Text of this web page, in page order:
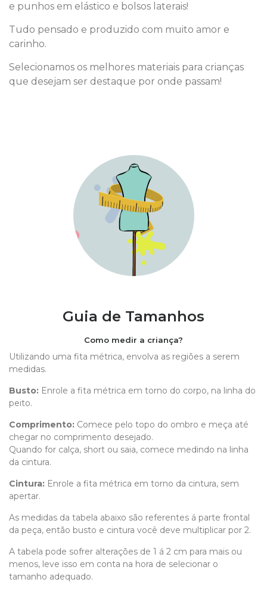
e punhos em elástico e bolsos laterais!
Tudo pensado e produzido com muito amor e
carinho.
Selecionamos os melhores materiais para crianças
que desejam ser destaque por onde passam!
Guia de Tamanhos
Como medir a criança?
Utilizando uma fita métrica, envolva as regiões a serem
medidas.
Busto: Enrole a fita métrica em torno do corpo, na linha do
peito.
Comprimento: Comece pelo topo do ombro e meça até
chegar no comprimento desejado.
Quando for calça, short ou saia, comece medindo na linha
da cintura.
Cintura: Enrole a fita métrica em torno da cintura, sem
apertar.
As medidas da tabela abaixo são referentes á parte frontal
da peça, então busto e cintura você deve multiplicar por 2.
A tabela pode sofrer alterações de 1 á 2 cm para mais ou
menos, leve isso em conta na hora de selecionar o
tamanho adequado.